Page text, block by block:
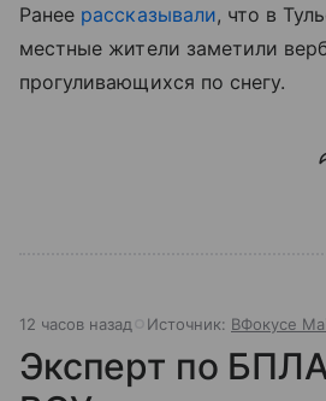
Ранее рассказывали, что в
местные жители заметили
прогуливающихся по снегу.
12 часов назад Источник: ВФокусе
Эксперт по